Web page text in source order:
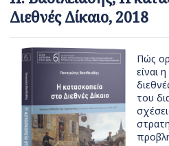
Διεθνές Δίκαιο, 2018
Πώς
είναι
του